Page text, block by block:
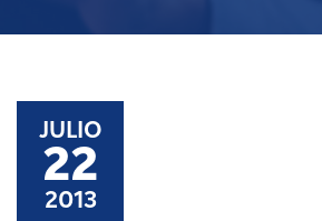
Carreras
Noticias
JULIO
22
2013